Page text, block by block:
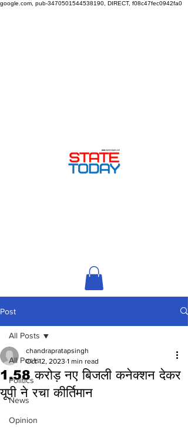
google.com, pub-3470501544538190, DIRECT, f08c47fec0942fa0
Post
All Posts
Politics
News
Opinion
All Posts
1.58 करोड़ नए बिजली कनेक्शन देकर
यूपी ने रचा कीर्तिमान
chandrapratapsingh
Oct 12, 2023 1 min read